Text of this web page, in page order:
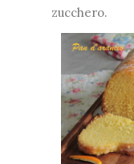
zucchero.